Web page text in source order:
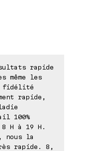
rapide
même les
fidélité
rapide,
100%
H à 19 H.
nous la
rapide. 8,